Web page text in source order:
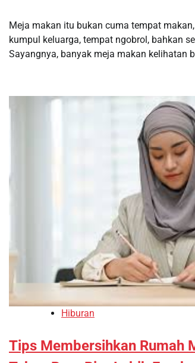
Meja makan itu bukan cuma tempat
kumpul keluarga, tempat ngobrol, bahkan
Sayangnya, banyak meja makan kelihatan
Hiburan
Tips Membersihkan Rumah